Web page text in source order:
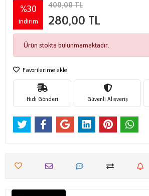
%30
indirim
400,00 TL
280,00 TL
Ürün stokta bulunmamaktadır.
Favorilerime ekle
Hızlı Gönderi Güvenli Alışveriş